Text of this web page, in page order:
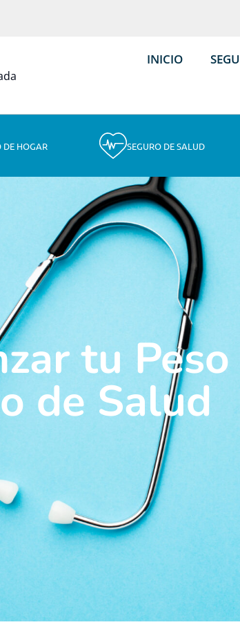
INICIO
DE HOGAR SEGURO DE SALUD
tu
de Salud